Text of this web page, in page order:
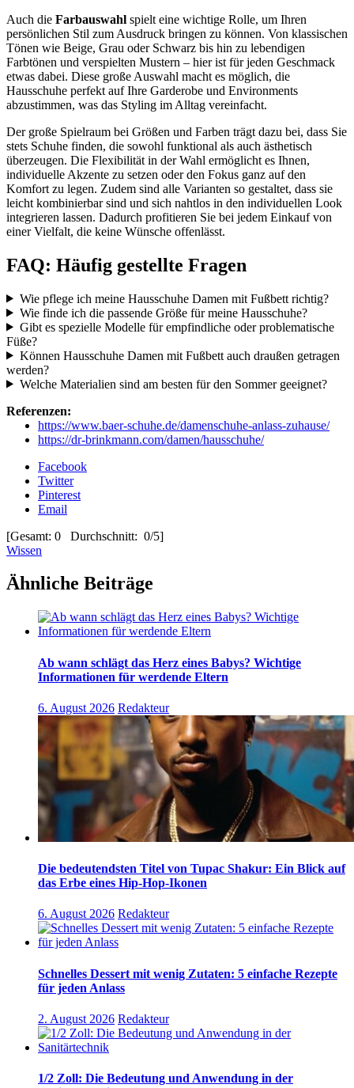
Auch die Farbauswahl spielt eine wichtige Rolle, um Ihren
persönlichen Stil zum Ausdruck bringen zu können. Von klassischen
Tönen wie Beige, Grau oder Schwarz bis hin zu lebendigen
Farbtönen und verspielten Mustern – hier ist für jeden Geschmack
etwas dabei. Diese große Auswahl macht es möglich, die
Hausschuhe perfekt auf Ihre Garderobe und Environments
abzustimmen, was das Styling im Alltag vereinfacht.
Der große Spielraum bei Größen und Farben trägt dazu bei, dass Sie
stets Schuhe finden, die sowohl funktional als auch ästhetisch
überzeugen. Die Flexibilität in der Wahl ermöglicht es Ihnen,
individuelle Akzente zu setzen oder den Fokus ganz auf den
Komfort zu legen. Zudem sind alle Varianten so gestaltet, dass sie
leicht kombinierbar sind und sich nahtlos in den individuellen Look
integrieren lassen. Dadurch profitieren Sie bei jedem Einkauf von
einer Vielfalt, die keine Wünsche offenlässt.
FAQ: Häufig gestellte Fragen
Wie pflege ich meine Hausschuhe Damen mit Fußbett richtig?
Wie finde ich die passende Größe für meine Hausschuhe?
Gibt es spezielle Modelle für empfindliche oder problematische
Füße?
Können Hausschuhe Damen mit Fußbett auch draußen getragen
werden?
Welche Materialien sind am besten für den Sommer geeignet?
Referenzen:
https://www.baer-schuhe.de/damenschuhe-anlass-zuhause/
https://dr-brinkmann.com/damen/hausschuhe/
Facebook
Twitter
Pinterest
Email
[Gesamt: 0 Durchschnitt: 0/5]
Wissen
Ähnliche Beiträge
Ab wann schlägt das Herz eines Babys? Wichtige
Informationen für werdende Eltern
6. August 2026 Redakteur
Die bedeutendsten Titel von Tupac Shakur: Ein Blick auf
das Erbe eines Hip-Hop-Ikonen
6. August 2026 Redakteur
Schnelles Dessert mit wenig Zutaten: 5 einfache Rezepte
für jeden Anlass
2. August 2026 Redakteur
1/2 Zoll: Die Bedeutung und Anwendung in der